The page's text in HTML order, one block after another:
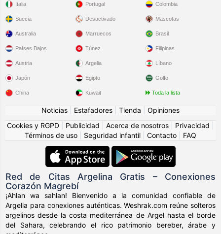
Italia
Suecia
Portugal
Desactivado
Colombia
Mascotas
Australia
Países Bajos
Austria
Japón
China
Marruecos
Túnez
Argelia
Egipto
Kuwait
Brasil
Filipinas
Líbano
Golfo
Toda la lista
Noticias Estafadores Tienda
Opiniones
Cookies y RGPD
Publicidad Acerca de nosotros Privacidad
Términos de uso
Seguridad infantil Contacto FAQ
Red de Citas Argelina Gratis – Conexiones
Corazón Magrebí
¡Ahlan wa sahlan! Bienvenido a la comunidad confiable de
Argelia para conexiones auténticas. Weshrak.com reúne solteros
argelinos desde la costa mediterránea de Argel hasta el borde
del Sahara, celebrando el rico patrimonio bereber, árabe y